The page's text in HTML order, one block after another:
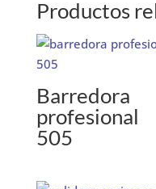
Productos
Barredora
profesional
505